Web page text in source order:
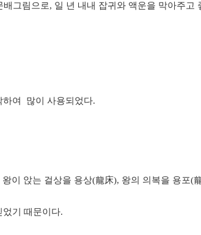
그림으로, 일 년 내내 잡귀와 액운을 막아주고
하여 많이 사용되었다.
이 앉는 걸상을 용상(龍床), 왕의 의복을 용포(
기 때문이다.